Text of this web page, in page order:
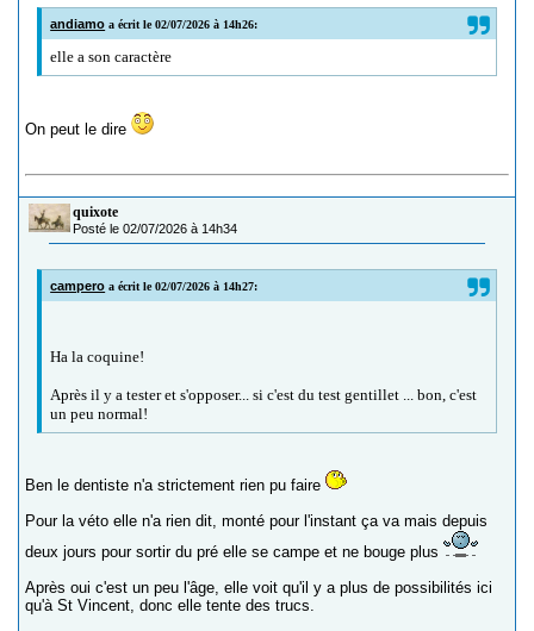
andiamo a écrit le 02/07/2026 à 14h26:
elle a son caractère
On peut le dire
quixote
Posté le 02/07/2026 à 14h34
campero a écrit le 02/07/2026 à 14h27:
Ha la coquine!
Après il y a tester et s'opposer... si c'est du test gentillet ... bon, c'est
un peu normal!
Ben le dentiste n'a strictement rien pu faire
Pour la véto elle n'a rien dit, monté pour l'instant ça va mais depuis
deux jours pour sortir du pré elle se campe et ne bouge plus
Après oui c'est un peu l'âge, elle voit qu'il y a plus de possibilités ici
qu'à St Vincent, donc elle tente des trucs.